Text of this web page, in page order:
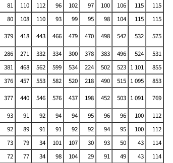
81 110 112 96 102 97 100 106 115
115
80 108 110 93 99 95 98 104 115
115
379 418 443 466 479 470 498 542 532
575
286 271 332 334 300 378 383 496 524
531
381 468 562 599 534 224 502 523 1 101
855
376 457 553 582 520 218 490 515 1 095
853
377 440 546 576 437 198 452 503 1 091
769
93 91 92 94 94 95 96 96 100
112
92 89 91 91 92 92 94 95 100
112
73 79 34 101 107 30 93 50 43
114
72 77 34 98 104 29 91 49 43
114